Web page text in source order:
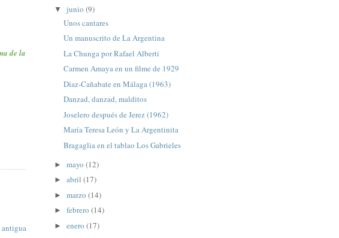
de la
antigua
▼ junio (9)
Unos cantares
Un manuscrito de La Argentina
La Chunga por Rafael Alberti
Carmen Amaya en un filme de 1929
Díaz-Cañabate en Málaga (1963)
Danzad, danzad, malditos
Joselero después de Jerez (1962)
María Teresa León y La Argentinita
Bragaglia en el tablao Los Gabrieles
► mayo (12)
► abril (17)
► marzo (14)
► febrero (14)
► enero (17)